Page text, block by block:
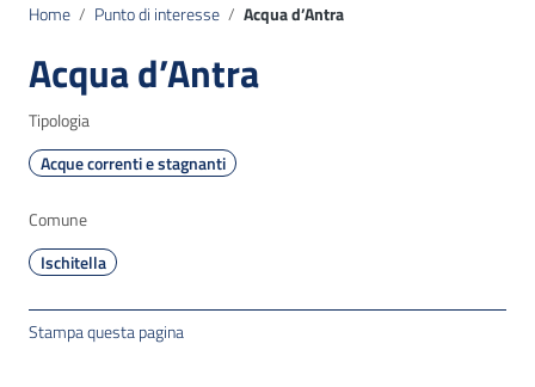
Home / Punto di interesse / Acqua d’Antra
Acqua d’Antra
Tipologia
Acque correnti e stagnanti
Comune
Ischitella
Stampa questa pagina